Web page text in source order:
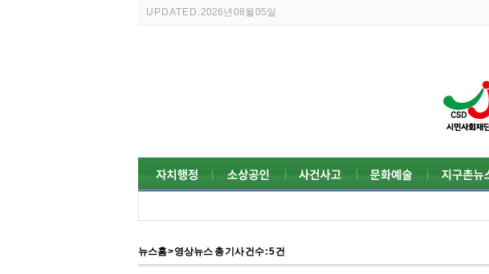
UPDATED.2026년 08월 05일
뉴스홈> 영상뉴스 총 기사 건수 : 5 건